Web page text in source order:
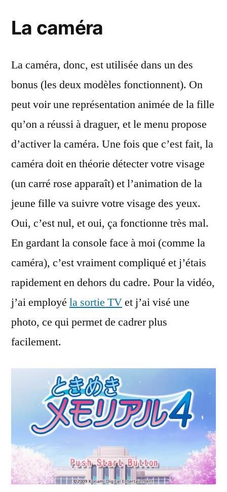
La caméra
La caméra, donc, est utilisée dans un des
bonus (les deux modèles fonctionnent). On
peut voir une représentation animée de la fille
qu’on a réussi à draguer, et le menu propose
d’activer la caméra. Une fois que c’est fait, la
caméra doit en théorie détecter votre visage
(un carré rose apparaît) et l’animation de la
jeune fille va suivre votre visage des yeux.
Oui, c’est nul, et oui, ça fonctionne très mal.
En gardant la console face à moi (comme la
caméra), c’est vraiment compliqué et j’étais
rapidement en dehors du cadre. Pour la vidéo,
j’ai employé la sortie TVet j’ai visé une
photo, ce qui permet de cadrer plus
facilement.